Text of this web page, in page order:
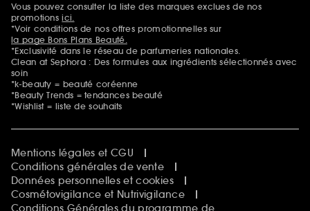
Mentions additionnelles
Vous pouvez consulter la liste des marques exclues de nos
promotionsici.
*Voir conditions de nos offres promotionnelles sur
la page Bons Plans Beauté.
*Exclusivité dans le réseau de parfumeries nationales.
Clean at Sephora : Des formules aux ingrédients sélectionnés avec
soin
*k-beauty = beauté coréenne
*Beauty Trends = tendances beauté
*Wishlist = liste de souhaits
Mentions légales et CGU
Conditions générales de vente
Données personnelles et cookies
Cosmétovigilance et Nutrivigilance
Conditions Générales du programme de